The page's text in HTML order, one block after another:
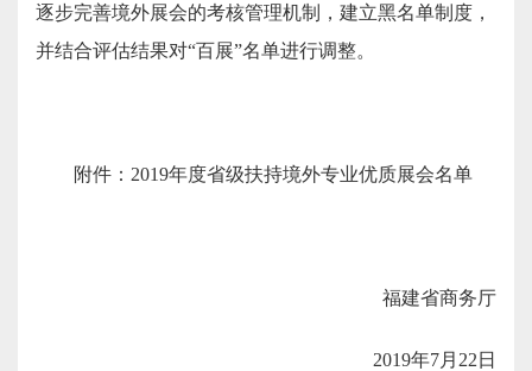
逐步完善境外展会的考核管理机制，建立黑名单制度，
并结合评估结果对“百展”名单进行调整。
附件：2019年度省级扶持境外专业优质展会名单
福建省商务厅
2019年7月22日